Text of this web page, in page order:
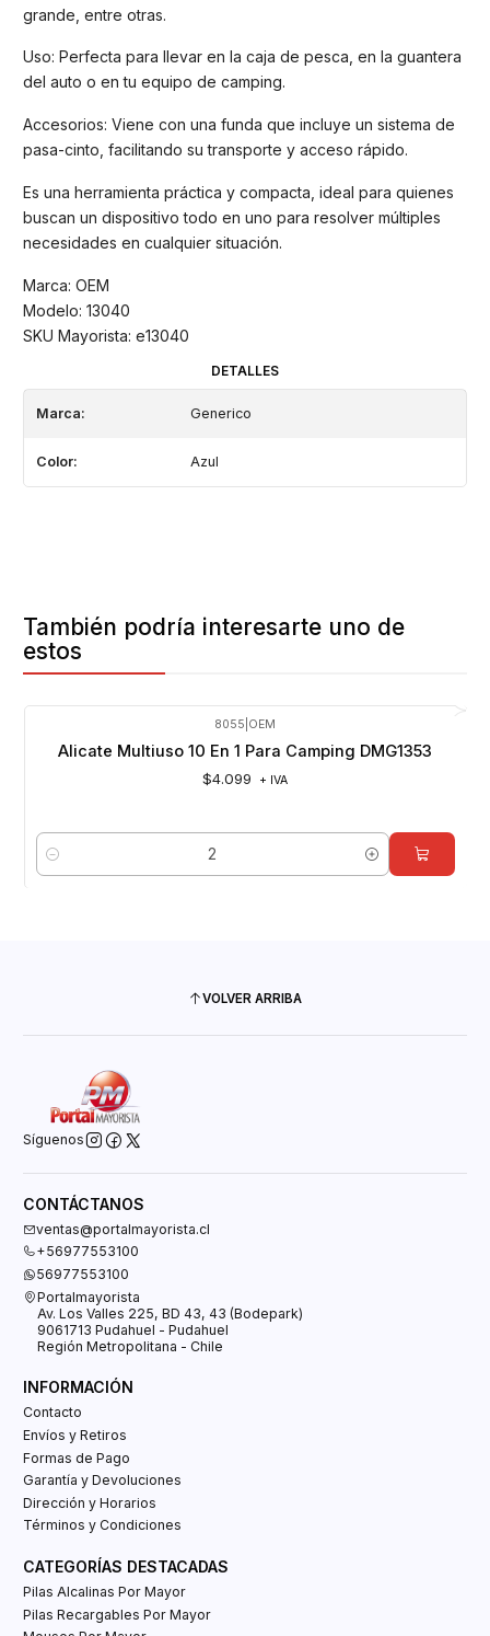
grande, entre otras.
Uso: Perfecta para llevar en la caja de pesca, en la guantera
del auto o en tu equipo de camping.
Accesorios: Viene con una funda que incluye un sistema de
pasa-cinto, facilitando su transporte y acceso rápido.
Es una herramienta práctica y compacta, ideal para quienes
buscan un dispositivo todo en uno para resolver múltiples
necesidades en cualquier situación.
Marca: OEM
Modelo: 13040
SKU Mayorista: e13040
DETALLES
Marca: Generico
Color: Azul
También podría interesarte uno de
estos
8055 OEM
Alicate Multiuso 10 En 1 Para Camping DMG1353
$4.099 + IVA
Cantidad
VOLVER ARRIBA
Síguenos
CONTÁCTANOS
ventas@portalmayorista.cl
+56977553100
56977553100
Portalmayorista
Av. Los Valles 225, BD 43, 43 (Bodepark)
9061713 Pudahuel - Pudahuel
Región Metropolitana - Chile
INFORMACIÓN
Contacto
Envíos y Retiros
Formas de Pago
Garantía y Devoluciones
Dirección y Horarios
Términos y Condiciones
CATEGORÍAS DESTACADAS
Pilas Alcalinas Por Mayor
Pilas Recargables Por Mayor